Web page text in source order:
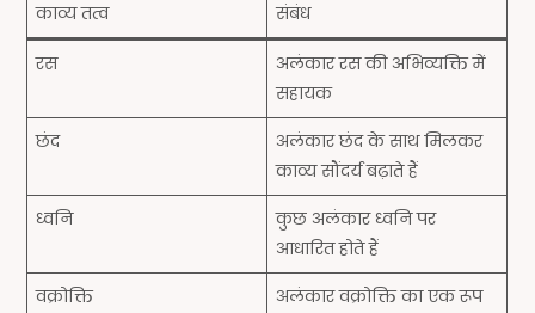
काव्य तत्व संबंध
रस
अलंकार रस की अभिव्यक्ति में
सहायक
छंद
अलंकार छंद के साथ मिलकर
काव्य सौंदर्य बढ़ाते हैं
ध्वनि
कुछ अलंकार ध्वनि पर
आधारित होते हैं
वक्रोक्ति
अलंकार वक्रोक्ति का एक रूप